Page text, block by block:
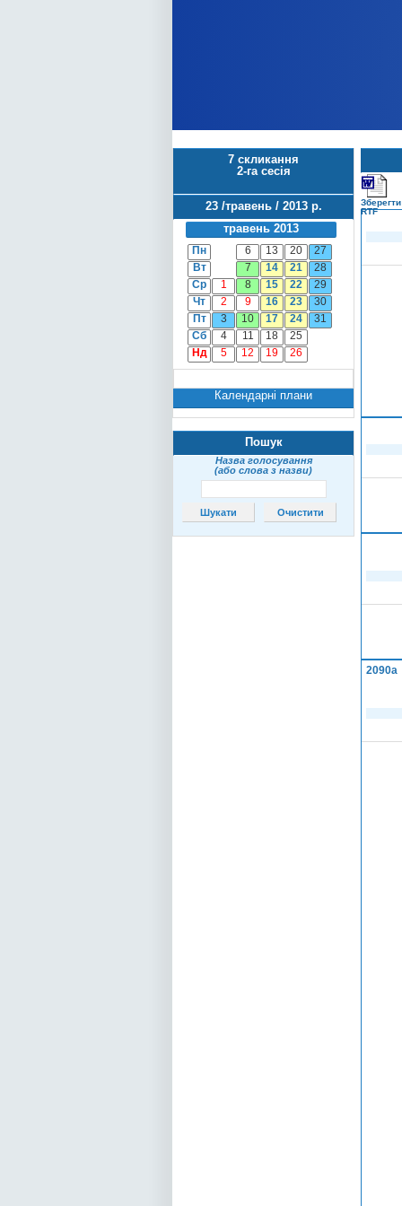
7 скликання
2-га сесія
23 /травень / 2013 р.
травень 2013
Пн 6 13 20
27
Вт
7 14 21
28
Ср
1 8 15 22
29
Чт
2 9 16 23
30
Пт
3 10 17 24
31
Сб
4 11 18
25
Нд
5 12 19 26
Календарні плани
Пошук
Назва голосування
(або слова з назви)
RTF
2090а